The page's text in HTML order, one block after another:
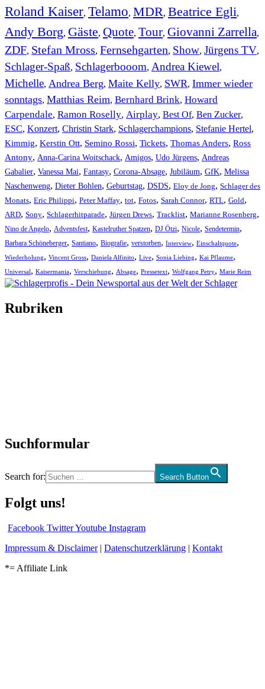
Roland Kaiser, Telamo, MDR, Beatrice Egli,
Andy Borg, Gäste, Quote, Tour, Giovanni Zarrella,
ZDF, Stefan Mross, Fernsehgarten, Show, Jürgens TV,
Schlager-Spaß, Schlagerbooom, Andrea Kiewel,
Michelle, Andrea Berg, Maite Kelly, SWR, Immer wieder
sonntags, Matthias Reim, Bernhard Brink, Howard
Carpendale, Ramon Roselly, Airplay, Best Of, Ben Zucker,
ESC, Konzert, Christin Stark, Schlagerchampions, Stefanie Hertel,
Kimmig, Kerstin Ott, Semino Rossi, Tickets, Thomas Anders, Ross
Antony, Anna-Carina Woitschack, Amigos, Udo Jürgens, Andreas
Gabalier, Vanessa Mai, Fantasy, Corona-Absage, Jubiläum, GfK, Melissa
Naschenweng, Dieter Bohlen, Geburtstag, DSDS, Eloy de Jong, Schlager des
Monats, Eric Philippi, Peter Maffay, tot, Fotos, Sarah Connor, RTL, Gold,
ARD, Sony, Schlagerhitparade, Jürgen Drews, Tracklist, Marianne Rosenberg,
Nino de Angelo, Adventsfest, Kastelruther Spatzen, DJ Ötzi, Nicole, Sendetermin,
Barbara Schöneberger, Santiano, Biografie, verstorben, Interview, Einschaltquote,
Wiederholung, Vincent Gross, Daniela Alfinito, Live, Sonia Liebing, Kai Pflaume,
Universal, Kaisermania, Verschiebung, Absage, Pressetext, Wolfgang Petry, Marie Reim
Rubriken
Suchformular
Search for: Search Button
Folgt uns!
Facebook TwitterYoutube Instagram
Impressum & Disclaimer| Datenschutzerklärung | Kontakt
*= Affiliate Link